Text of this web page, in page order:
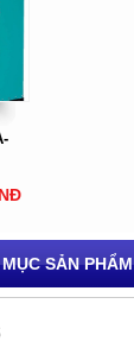
SẢN PHẨM